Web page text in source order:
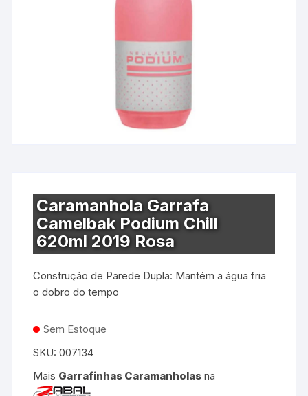
Caramanhola Garrafa
Camelbak Podium Chill
620ml 2019 Rosa
Construção de Parede Dupla: Mantém a água fria
o dobro do tempo
Sem Estoque
SKU:007134
Mais Garrafinhas Caramanholas na